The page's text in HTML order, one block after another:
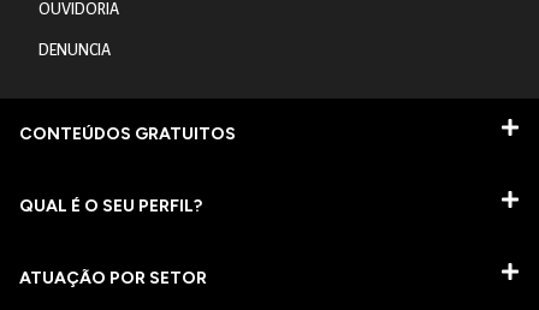
OUVIDORIA
DENUNCIA
CONTEÚDOS GRATUITOS
QUAL É O SEU PERFIL?
ATUAÇÃO POR SETOR